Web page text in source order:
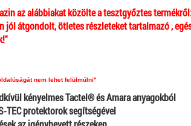
az alábbiakat közölte a tesztgyőztes
jól átgondolt, ötletes részleteket tartalmazó ,
nem lehet felülmúlni"
kényelmes Tactel® és Amara anyagokból
TEC protektorok segítségével